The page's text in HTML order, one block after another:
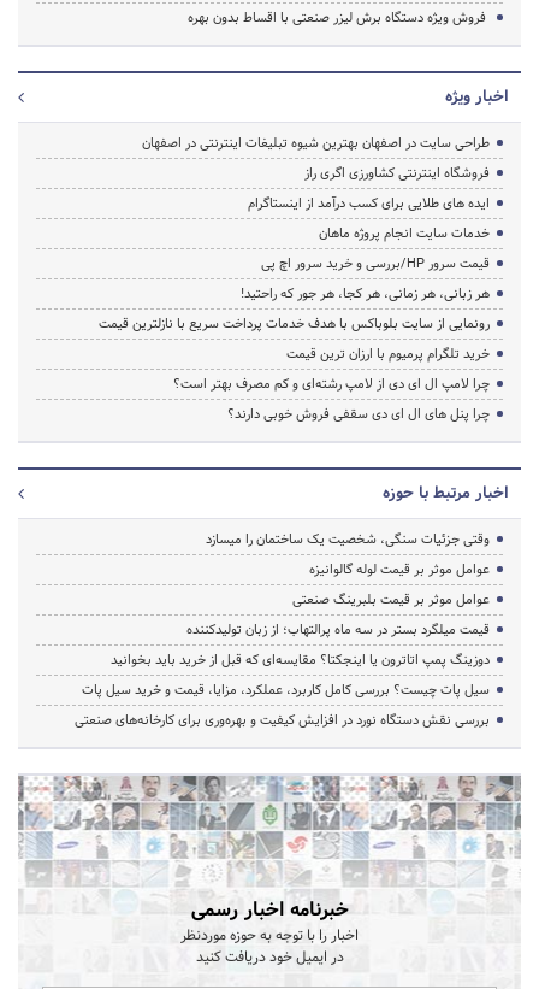
فروش ویژه دستگاه برش لیزر صنعتی با اقساط بدون بهره
اخبار ویژه
طراحی سایت در اصفهان بهترین شیوه تبلیغات اینترنتی در اصفهان
فروشگاه اینترنتی کشاورزی اگری راز
ایده های طلایی برای کسب درآمد از اینستاگرام
خدمات سایت انجام پروژه ماهان
قیمت سرور HP/بررسی و خرید سرور اچ پی
هر زبانی، هر زمانی، هر کجا، هر جور که راحتید!
رونمایی از سایت بلوباکس با هدف خدمات پرداخت سریع با نازلترین قیمت
خرید تلگرام پرمیوم با ارزان ترین قیمت
چرا لامپ ال ای دی از لامپ رشته‌ای و کم مصرف بهتر است؟
چرا پنل های ال ای دی سقفی فروش خوبی دارند؟
اخبار مرتبط با حوزه
وقتی جزئیات سنگی، شخصیت یک ساختمان را میسازد
عوامل موثر بر قیمت لوله گالوانیزه
عوامل موثر بر قیمت بلبرینگ صنعتی
قیمت میلگرد بستر در سه ماه پرالتهاب؛ از زبان تولیدکننده
دوزینگ پمپ اتاترون یا اینجکتا؟ مقایسه‌ای که قبل از خرید باید بخوانید
سیل پات چیست؟ بررسی کامل کاربرد، عملکرد، مزایا، قیمت و خرید سیل پات
بررسی نقش دستگاه نورد در افزایش کیفیت و بهره‌وری برای کارخانه‌های صنعتی
خبرنامه اخبار رسمی
اخبار را با توجه به حوزه موردنظر
در ایمیل خود دریافت کنید